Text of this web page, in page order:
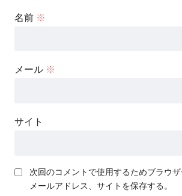
名前 ※
メール ※
サイト
次回のコメントで使用するためブラウザ
メールアドレス、サイトを保存する。